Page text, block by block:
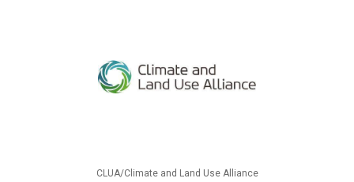
CLUA/Climate and Land Use Alliance